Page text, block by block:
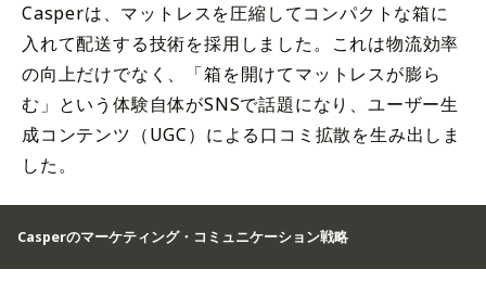
Casperは、マットレスを圧縮してコンパクトな箱に
入れて配送する技術を採用しました。これは物流効率
の向上だけでなく、「箱を開けてマットレスが膨ら
む」という体験自体がSNSで話題になり、ユーザー生
成コンテンツ（UGC）による口コミ拡散を生み出しま
した。
Casperのマーケティング・コミュニケーション戦略